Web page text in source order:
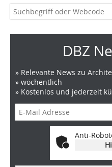
DBZ
» Relevante News zu
» wöchentlich
» Kostenlos und jederzeit
Anti-